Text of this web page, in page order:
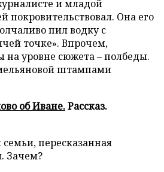
и младой
покровительствовал. Она его
пил водку с
точке». Впрочем,
уровне сюжета – полбеды.
штампами
об Иване.Рассказ.
пересказанная
Зачем?